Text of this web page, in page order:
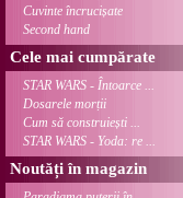
Cuvinte încrucișate
Second hand
Cele mai cumpărate
STAR WARS - Întoarce ...
Dosarele morții
Cum să construiești ...
STAR WARS - Yoda: re ...
Noutăți în magazin